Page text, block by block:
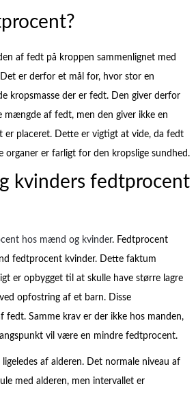
af fedt på kroppen sammenlignet med
er derfor et mål for, hvor stor en
kropsmasse der er fedt. Den giver derfor
mængde af fedt, men den giver ikke en
er placeret. Dette er vigtigt at vide, da fedt
organer er farligt for den kropslige sundhed.
kvinders fedtprocent
hos mænd og kvinder. Fedtprocent
fedtprocent kvinder. Dette faktum
er opbygget til at skulle have større lagre
opfostring af et barn. Disse
fedt. Samme krav er der ikke hos manden,
vil være en mindre fedtprocent.
af alderen. Det normale niveau af
med alderen, men intervallet er